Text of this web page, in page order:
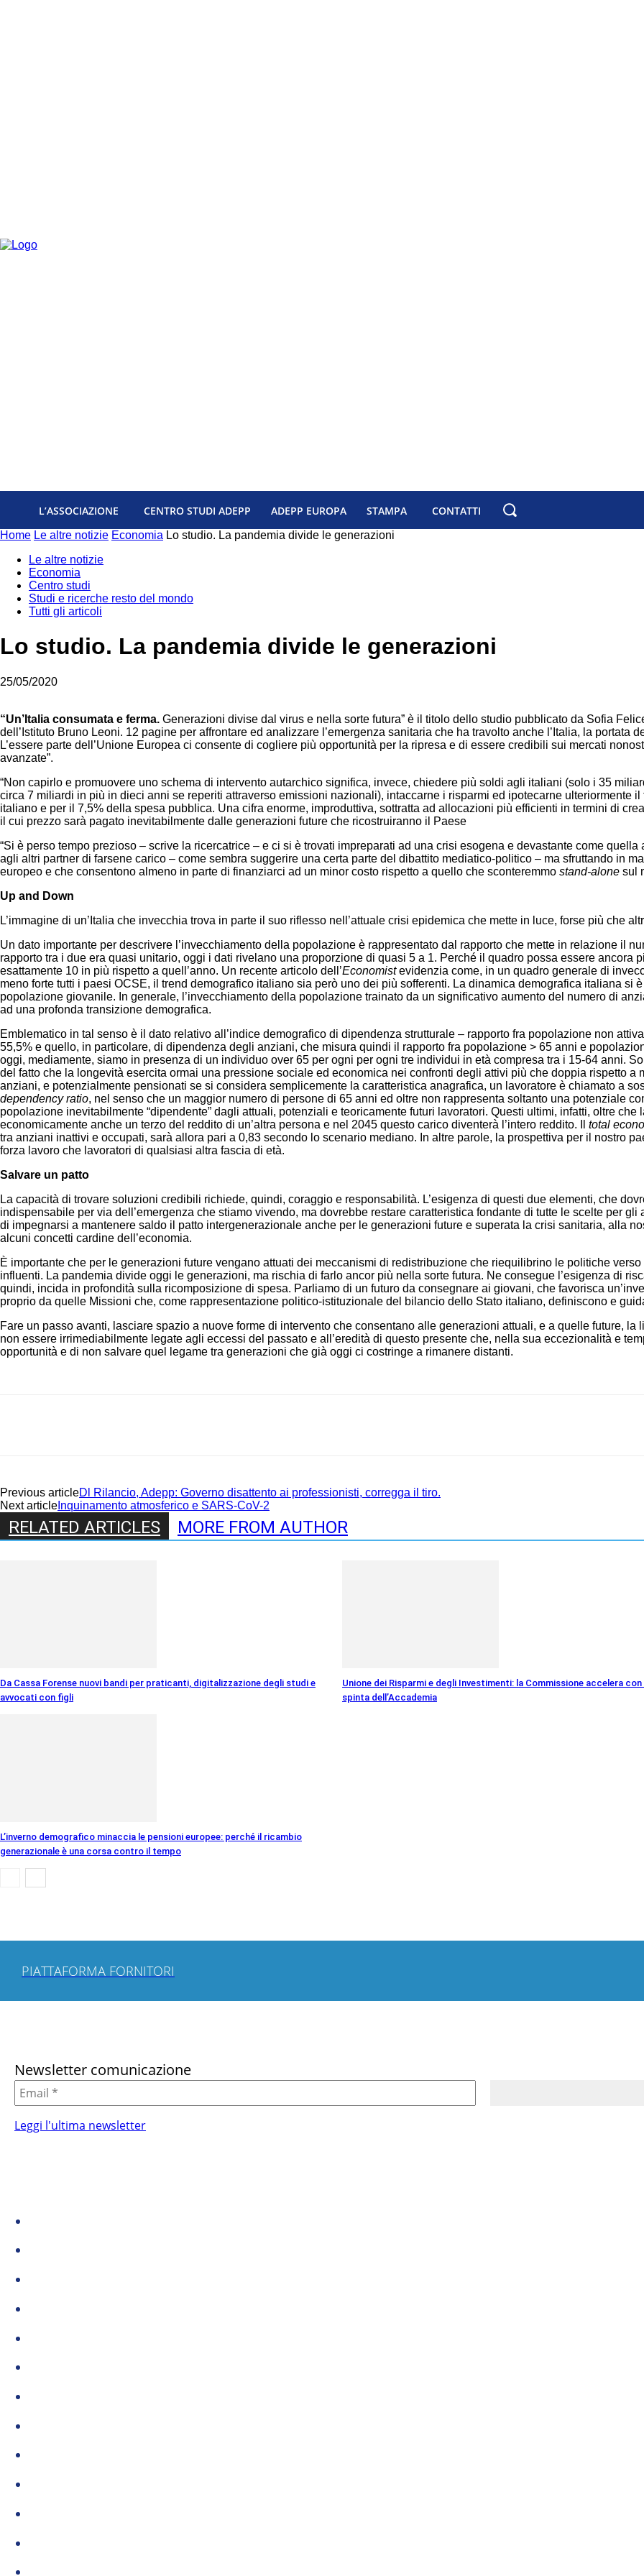
L’ASSOCIAZIONE CENTRO STUDI ADEPP ADEPP EUROPA STAMPA CONTATTI
Home Le altre notizie Economia Lo studio. La pandemia divide le generazioni
Le altre notizie
Economia
Centro studi
Studi e ricerche resto del mondo
Tutti gli articoli
Lo studio. La pandemia divide le generazioni
25/05/2020
“Un’Italia consumata e ferma. Generazioni divise dal virus e nella sorte futura” è il titolo dello studio pubblicato da Sofia
dell’Istituto Bruno Leoni. 12 pagine per affrontare ed analizzare l’emergenza sanitaria che ha travolto anche l’Italia, la portata
L’essere parte dell’Unione Europea ci consente di cogliere più opportunità per la ripresa e di essere credibili sui mercati
avanzate”.
“Non capirlo e promuovere uno schema di intervento autarchico significa, invece, chiedere più soldi agli italiani (solo i 35
circa 7 miliardi in più in dieci anni se reperiti attraverso emissioni nazionali), intaccarne i risparmi ed ipotecarne ulteriormente
italiano e per il 7,5% della spesa pubblica. Una cifra enorme, improduttiva, sottratta ad allocazioni più efficienti in termini di
il cui prezzo sarà pagato inevitabilmente dalle generazioni future che ricostruiranno il Paese
“Si è perso tempo prezioso – scrive la ricercatrice – e ci si è trovati impreparati ad una crisi esogena e devastante come
agli altri partner di farsene carico – come sembra suggerire una certa parte del dibattito mediatico-politico – ma sfruttando in
euro­peo e che consentono almeno in parte di finanziarci ad un minor costo rispetto a quello che sconteremmo stand-alone sul
Up and Down
L’immagine di un’Italia che invecchia trova in parte il suo riflesso nell’attuale crisi epidemica che mette in luce, forse più che
Un dato importante per descrivere l’invecchiamento della popolazione è rappresentato dal rapporto che mette in relazione il
rapporto tra i due era quasi unitario, oggi i dati rivelano una proporzione di quasi 5 a 1. Perché il quadro possa essere ancora
esattamente 10 in più rispetto a quell’anno. Un recente articolo dell’Economistevidenzia come, in un quadro generale di
meno forte tutti i paesi OCSE, il trend demografico italiano sia però uno dei più sofferenti. La dinamica demografica italiana
popolazione giovanile. In generale, l’invecchiamento della popolazione trainato da un significativo aumento del numero di
ad una profonda transizione demografica.
Emblematico in tal senso è il dato relativo all’indice demografico di dipendenza strutturale – rapporto fra popolazione non
55,5% e quello, in particolare, di dipendenza degli anziani, che misura quindi il rapporto fra popolazione > 65 anni e
oggi, mediamente, siamo in presenza di un individuo over 65 per ogni per ogni tre individui in età compresa tra i 15-64 anni.
del fatto che la longevità esercita ormai una pressione sociale ed economica nei confronti degli attivi più che doppia rispetto
anziani, e potenzialmente pensionati se si considera semplicemente la caratteristica anagrafica, un lavoratore è chiamato a
dependency ratio, nel senso che un maggior numero di persone di 65 anni ed oltre non rappresenta soltanto una potenziale
popolazione inevitabilmente “dipen­dente” dagli attuali, potenziali e teoricamente futuri lavoratori. Questi ultimi, infatti, oltre
economicamente anche un terzo del reddito di un’altra persona e nel 2045 questo carico diventerà l’intero reddito. Il total
tra anziani inattivi e occupati, sarà allora pari a 0,83 secondo lo scenario mediano. In altre parole, la prospettiva per il nostro
forza lavoro che lavoratori di qualsiasi altra fascia di età.
Salvare un patto
La capacità di trovare soluzioni credibili richiede, quindi, coraggio e responsabilità. L’esi­genza di questi due elementi, che
indispensabile per via dell’emergenza che stiamo vivendo, ma dovrebbe restare caratteristica fondante di tutte le scelte per
di impegnarsi a mantenere saldo il patto intergenerazionale anche per le generazioni future e superata la crisi sanitaria, alla
alcuni concetti cardine dell’economia.
È im­portante che per le generazioni future vengano attuati dei meccanismi di redistribuzione che riequilibrino le politiche
influenti. La pandemia divide oggi le generazioni, ma rischia di farlo ancor più nella sorte futura. Ne consegue l’esigenza di
quindi, incida in profondità sulla ricomposizione di spesa. Parliamo di un futuro da consegnare ai giovani, che favorisca
proprio da quelle Missioni che, come rappresentazione politico-istituzionale del bilancio dello Stato italiano, definiscono e
Fare un passo avanti, lasciare spazio a nuove forme di intervento che consentano alle ge­nerazioni attuali, e a quelle future,
non essere irrimediabilmente legate agli eccessi del passato e all’eredità di questo presente che, nella sua eccezionalità e
opportunità e di non salvare quel legame tra generazioni che già oggi ci costringe a rimanere distanti.
Previous articleDl Rilancio, Adepp: Governo disattento ai professionisti, corregga il tiro.
Next article Inquinamento atmosferico e SARS-CoV-2
RELATED ARTICLES MORE FROM AUTHOR
Da Cassa Forense nuovi bandi per praticanti, digitalizzazione degli studi e
avvocati con figli
Unione dei Risparmi e degli Investimenti: la Commissione accelera con
spinta dell’Accademia
L’inverno demografico minaccia le pensioni europee: perché il ricambio
generazionale è una corsa contro il tempo
PIATTAFORMA FORNITORI
Newsletter comunicazione
Leggi l'ultima newsletter